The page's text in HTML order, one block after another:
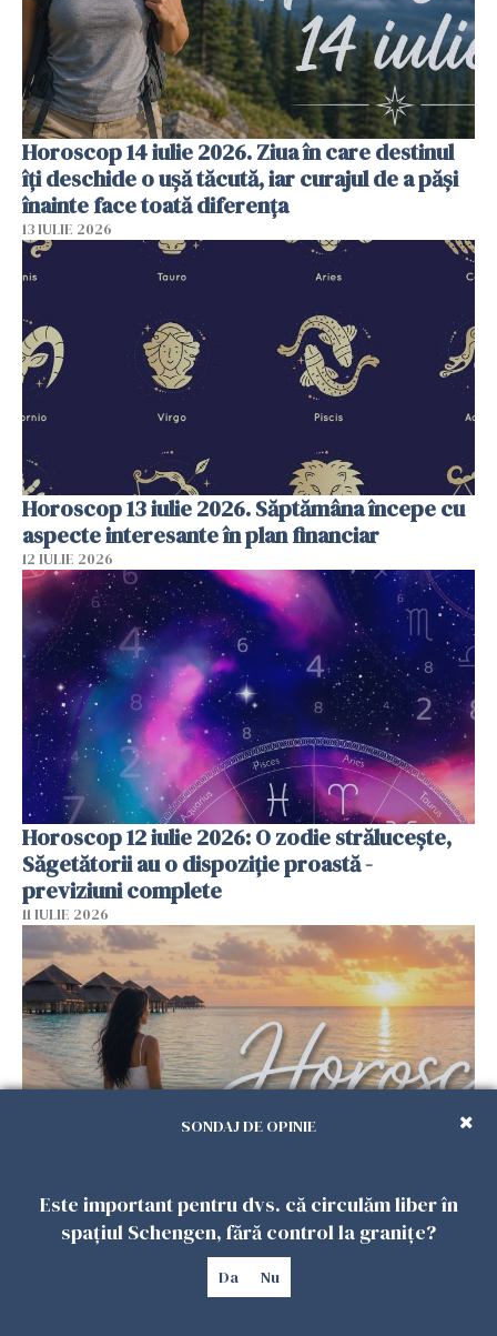
Horoscop 14 iulie 2026. Ziua în care destinul
îți deschide o ușă tăcută, iar curajul de a păși
înainte face toată diferența
13 IULIE 2026
Horoscop 13 iulie 2026. Săptămâna începe cu
aspecte interesante în plan financiar
12 IULIE 2026
Horoscop 12 iulie 2026: O zodie strălucește,
Săgetătorii au o dispoziție proastă -
previziuni complete
11 IULIE 2026
Horoscop 11 iulie 2026. Ziua în care cerul îți
amintește că fiecare sfârșit ascunde un
început, iar fiecare răsărit aduce o nouă șansă
SONDAJ DE OPINIE
Este important pentru dvs. că circulăm liber în
spațiul Schengen, fără control la granițe?
Da Nu